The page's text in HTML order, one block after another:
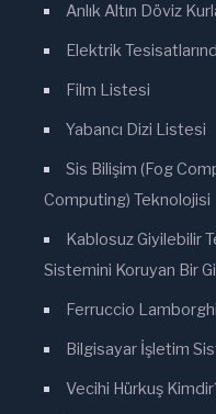
Anlık Altın Döviz
Elektrik
Film Listesi
Yabancı Dizi Listesi
Sis Bilişim (Fog
Computing) Teknolojisi
Kablosuz Giyilebilir
Sistemini Koruyan Bir
Ferruccio
Bilgisayar İşletim
Vecihi Hürkuş